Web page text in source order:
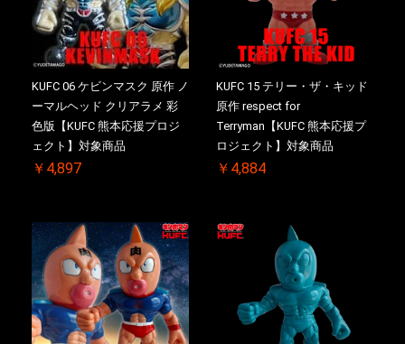
KUFC 06 ケビンマスク 原作 ノ
ーマルヘッド クリアラメ 彩
色版【KUFC 熊本応援プロジ
ェクト】対象商品
￥4,897
KUFC 15 テリー・ザ・キッド
原作 respect for
Terryman【KUFC 熊本応援プ
ロジェクト】対象商品
￥4,884